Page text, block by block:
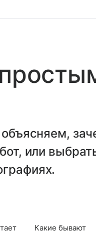
или
Какие бывают